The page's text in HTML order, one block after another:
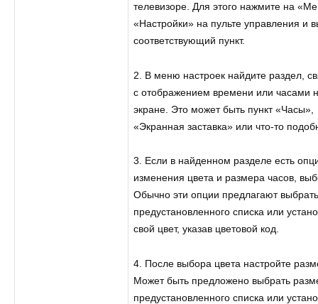
телевизоре. Для этого нажмите на
«Настройки» на пульте управления и
соответствующий пункт.
2. В меню настроек найдите раздел,
с отображением времени или часами
экране. Это может быть пункт «Часы»,
«Экранная заставка» или что-то
3. Если в найденном разделе есть
изменения цвета и размера часов,
Обычно эти опции предлагают
предустановленного списка или
свой цвет, указав цветовой код.
4. После выбора цвета настройте
Может быть предложено выбрать
предустановленного списка или